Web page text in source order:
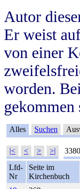
Autor
Er weist
von einer
worden.
Alles Suchen
|< < > >|
Lfd-
Nr
Seite im
Kirchenbuch